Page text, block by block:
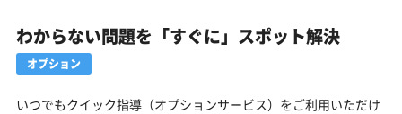
わからない問題を「すぐに」スポット解決
オプション
いつでもクイック指導（オプションサービス）をご利用いただけ